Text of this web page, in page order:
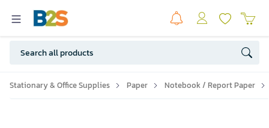
Stationary & Office Supplies Paper Notebook / Report Paper